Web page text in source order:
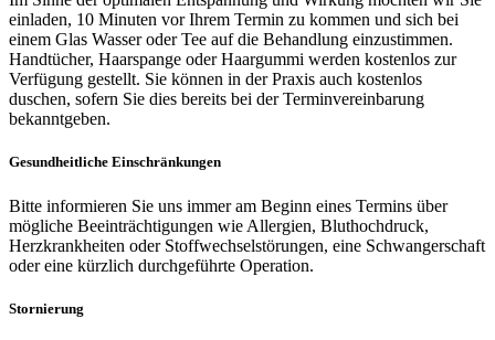
einladen, 10 Minuten vor Ihrem Termin zu kommen und sich bei
einem Glas Wasser oder Tee auf die Behandlung einzustimmen.
Handtücher, Haarspange oder Haargummi werden kostenlos zur
Verfügung gestellt. Sie können in der Praxis auch kostenlos
duschen, sofern Sie dies bereits bei der Terminvereinbarung
bekanntgeben.
Gesundheitliche Einschränkungen
Bitte informieren Sie uns immer am Beginn eines Termins über
mögliche Beeinträchtigungen wie Allergien, Bluthochdruck,
Herzkrankheiten oder Stoffwechselstörungen, eine Schwangerschaft
oder eine kürzlich durchgeführte Operation.
Stornierung